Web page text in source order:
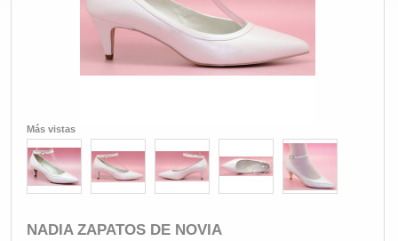
Más vistas
NADIA ZAPATOS DE NOVIA